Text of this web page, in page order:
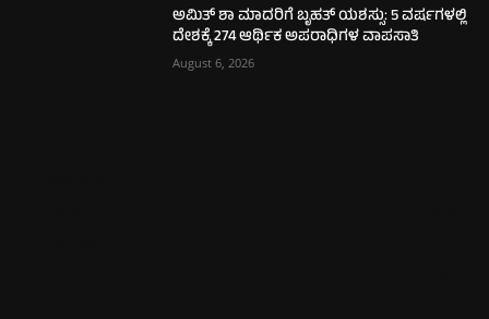
ಅಮಿತ್ ಶಾ ಮಾದರಿಗೆ ಬೃಹತ್ ಯಶಸ್ಸು: 5 ವರ್ಷಗಳಲ್ಲಿ
ದೇಶಕ್ಕೆ 274 ಆರ್ಥಿಕ ಅಪರಾಧಿಗಳ ವಾಪಸಾತಿ
August 6, 2026